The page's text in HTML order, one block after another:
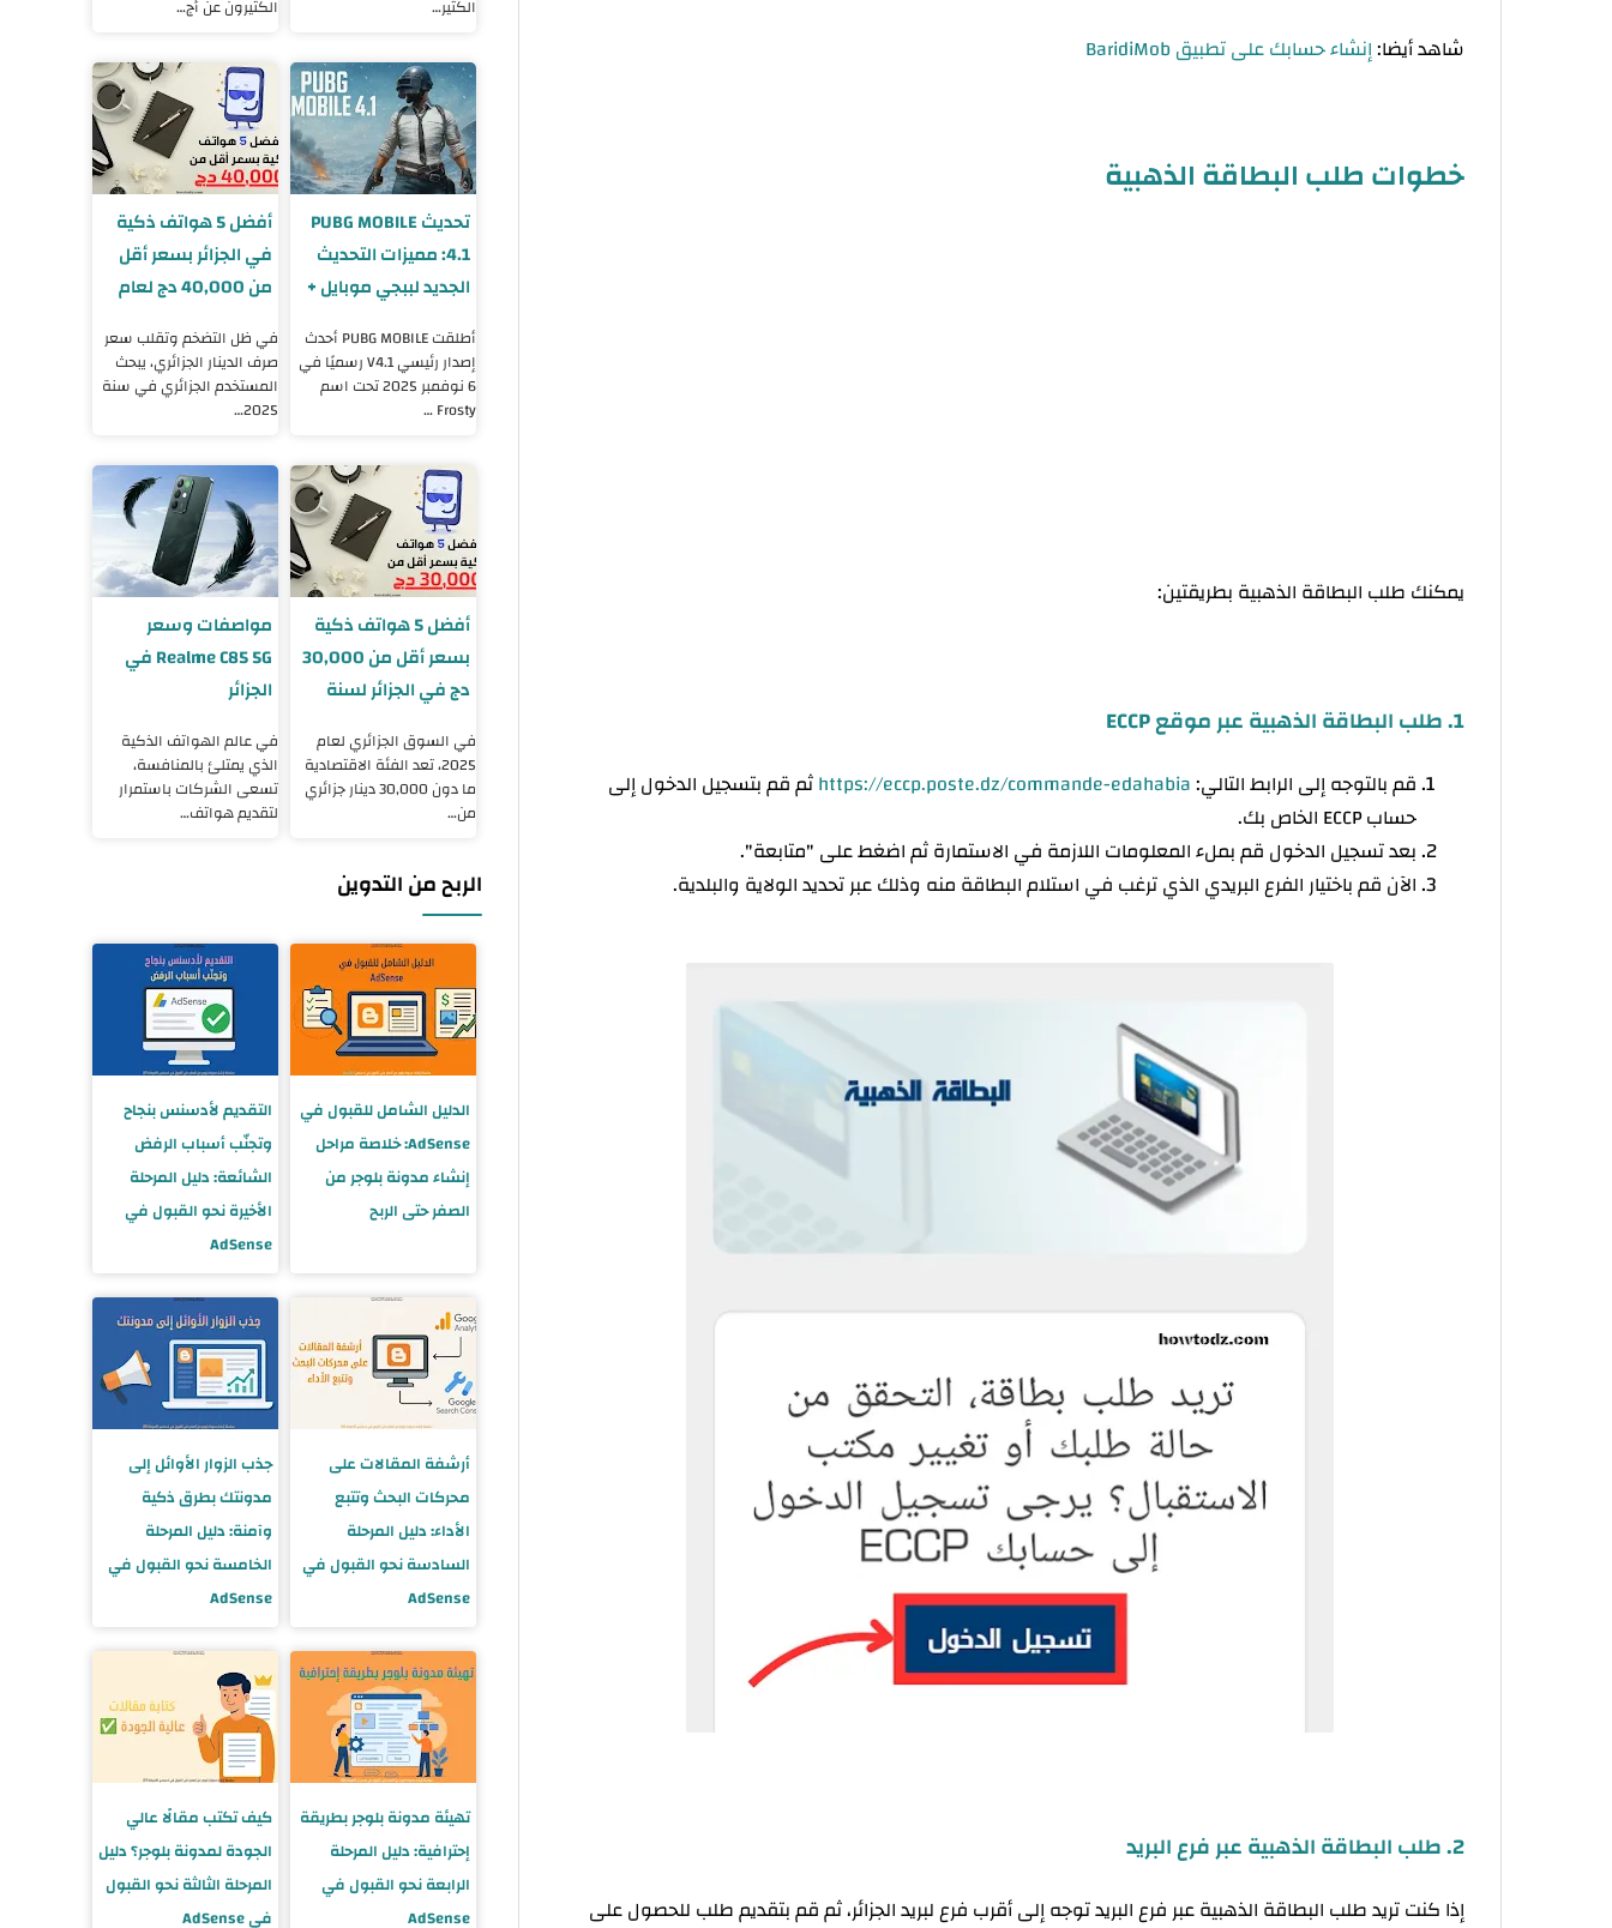
شاهد أيضا:إنشاء حسابك على تطبيق BaridiMob
خطوات طلب البطاقة الذهبية
يمكنك طلب البطاقة الذهبية بطريقتين:
1. طلب البطاقة الذهبية عبر موقع ECCP
قم بالتوجه إلى الرابط التالي:https://eccp.poste.dz/commande-edahabiaثم قم بتسجيل الدخول إلى
حساب ECCP الخاص بك.
بعد تسجيل الدخول قم بملء المعلومات اللازمة في الاستمارة ثم اضغط على "متابعة".
الآن قم باختيار الفرع البريدي الذي ترغب في استلام البطاقة منه وذلك عبر تحديد الولاية والبلدية.
2. طلب البطاقة الذهبية عبر فرع البريد
إذا كنت تريد طلب البطاقة الذهبية عبر فرع البريد توجه إلى أقرب فرع لبريد الجزائر، ثم قم بتقديم طلب للحصول على
الكثير…
الكثيرون عن أج…
تحديث PUBG MOBILE
4.1: مميزات التحديث
الجديد لببجي موبايل +
أطلقت PUBG MOBILE أحدث
إصدار رئيسي V4.1 رسميًا في
6 نوفمبر 2025 تحت اسم
Frosty …
أفضل 5 هواتف ذكية
في الجزائر بسعر أقل
من 40,000 دج لعام
في ظل التضخم وتقلب سعر
صرف الدينار الجزائري، يبحث
المستخدم الجزائري في سنة
2025…
أفضل 5 هواتف ذكية
بسعر أقل من 30,000
دج في الجزائر لسنة
في السوق الجزائري لعام
2025، تعد الفئة الاقتصادية
ما دون 30,000 دينار جزائري
من…
مواصفات وسعر
Realme C85 5G في
الجزائر
في عالم الهواتف الذكية
الذي يمتلئ بالمنافسة،
تسعى الشركات باستمرار
لتقديم هواتف…
الربح من التدوين
الدليل الشامل للقبول في
AdSense: خلاصة مراحل
إنشاء مدونة بلوجر من
الصفر حتى الربح
التقديم لأدسنس بنجاح
وتجنّب أسباب الرفض
الشائعة: دليل المرحلة
الأخيرة نحو القبول في
AdSense
أرشفة المقالات على
محركات البحث وتتبع
الأداء: دليل المرحلة
السادسة نحو القبول في
AdSense
جذب الزوار الأوائل إلى
مدونتك بطرق ذكية
وآمنة: دليل المرحلة
الخامسة نحو القبول في
AdSense
تهيئة مدونة بلوجر بطريقة
إحترافية: دليل المرحلة
الرابعة نحو القبول في
AdSense
كيف تكتب مقالًا عالي
الجودة لمدونة بلوجر؟ دليل
المرحلة الثالثة نحو القبول
في AdSense